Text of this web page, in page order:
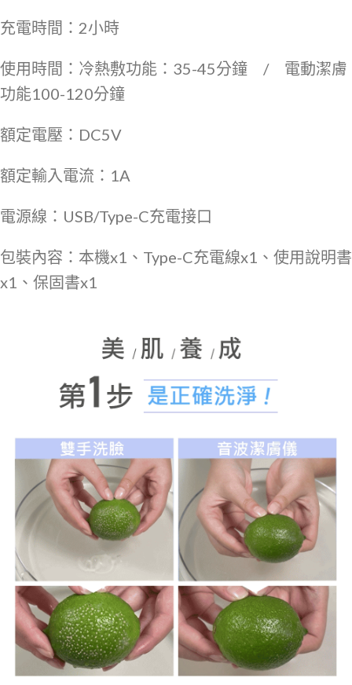
充電時間：2小時
使用時間：冷熱敷功能：35-45分鐘 / 電動潔膚
功能100-120分鐘
額定電壓：DC5V
額定輸入電流：1A
電源線：USB/Type-C充電接口
包裝內容：本機x1、Type-C充電線x1、使用說明書
x1、保固書x1